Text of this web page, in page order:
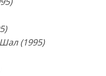
(1995)